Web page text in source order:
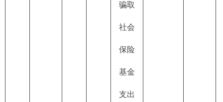
骗取
社会
保险
基金
支出